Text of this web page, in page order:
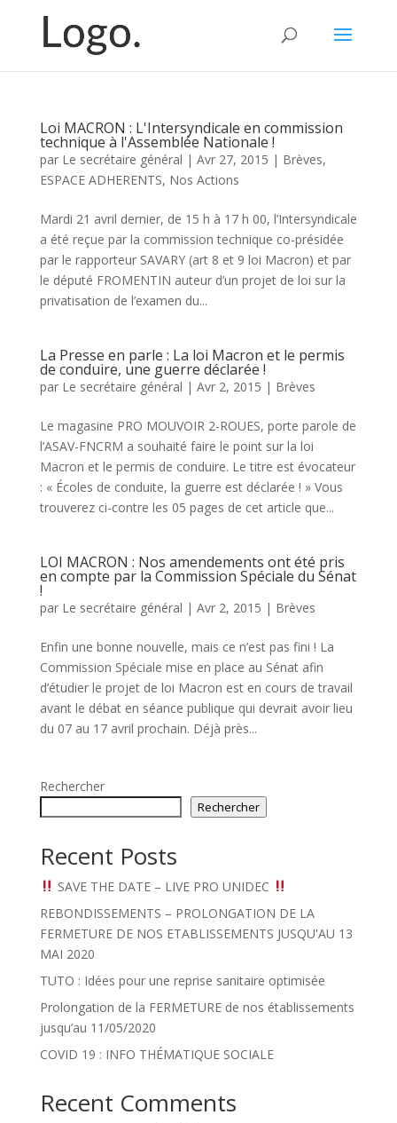
Loi MACRON : L'Intersyndicale en commission
technique à l'Assemblée Nationale !
par Le secrétaire général | Avr 27, 2015 | Brèves,
ESPACE ADHERENTS, Nos Actions
Mardi 21 avril dernier, de 15 h à 17 h 00, l’Intersyndicale
a été reçue par la commission technique co-présidée
par le rapporteur SAVARY (art 8 et 9 loi Macron) et par
le député FROMENTIN auteur d’un projet de loi sur la
privatisation de l’examen du...
La Presse en parle : La loi Macron et le permis
de conduire, une guerre déclarée !
par Le secrétaire général | Avr 2, 2015 | Brèves
Le magasine PRO MOUVOIR 2-ROUES, porte parole de
l’ASAV-FNCRM a souhaité faire le point sur la loi
Macron et le permis de conduire. Le titre est évocateur
: « Écoles de conduite, la guerre est déclarée ! » Vous
trouverez ci-contre les 05 pages de cet article que...
LOI MACRON : Nos amendements ont été pris
en compte par la Commission Spéciale du Sénat
!
par Le secrétaire général | Avr 2, 2015 | Brèves
Enfin une bonne nouvelle, mais ce n’est pas fini ! La
Commission Spéciale mise en place au Sénat afin
d’étudier le projet de loi Macron est en cours de travail
avant le débat en séance publique qui devrait avoir lieu
du 07 au 17 avril prochain. Déjà près...
Rechercher
Rechercher
Recent Posts
SAVE THE DATE – LIVE PRO UNIDEC
REBONDISSEMENTS – PROLONGATION DE LA
FERMETURE DE NOS ETABLISSEMENTS JUSQU'AU 13
MAI 2020
TUTO : Idées pour une reprise sanitaire optimisée
Prolongation de la FERMETURE de nos établissements
jusqu’au 11/05/2020
COVID 19 : INFO THÉMATIQUE SOCIALE
Recent Comments